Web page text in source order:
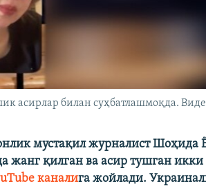
асирлар билан суҳбатлашмоқда.
мустақил журналист Шоҳида
жанг қилган ва асир тушган икки
каналига жойлади.